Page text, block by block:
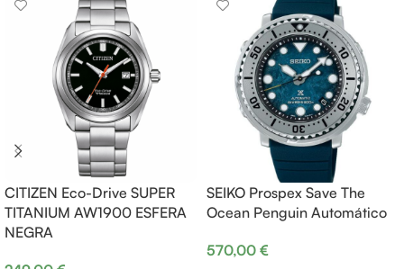
CITIZEN Eco-Drive SUPER
TITANIUM AW1900 ESFERA
NEGRA
SEIKO Prospex Save The
Ocean Penguin Automático
570,00 €